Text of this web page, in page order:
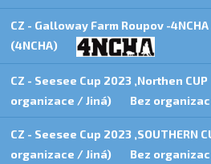
CZ - Galloway Farm Roupov -
(4NCHA)
CZ - Seesee Cup 2023 ,Northen
organizace / Jiná)
Bez
CZ - Seesee Cup 2023 ,SOUTHERN
organizace / Jiná)
Bez